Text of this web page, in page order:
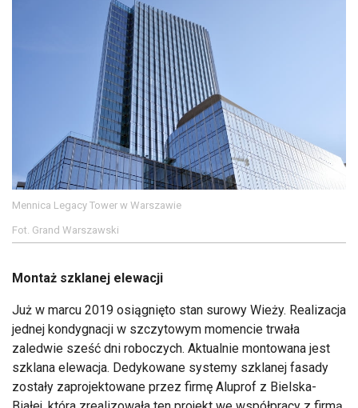
Mennica Legacy Tower w Warszawie
Fot. Grand Warszawski
Montaż szklanej elewacji
Już w marcu 2019 osiągnięto stan surowy Wieży. Realizacja
jednej kondygnacji w szczytowym momencie trwała
zaledwie sześć dni roboczych. Aktualnie montowana jest
szklana elewacja. Dedykowane systemy szklanej fasady
zostały zaprojektowane przez firmę Aluprof z Bielska-